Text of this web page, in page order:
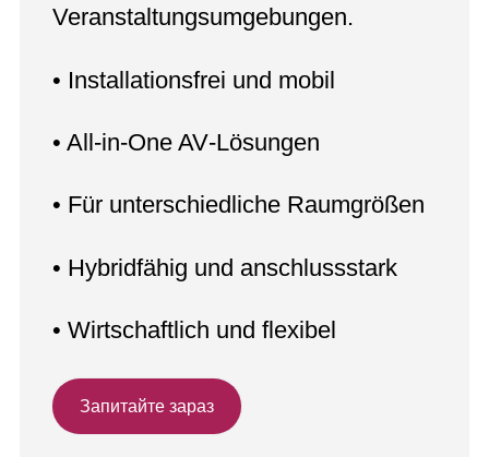
• Installationsfrei und mobil
• All‑in‑One AV‑Lösungen
• Für unterschiedliche Raumgrößen
• Hybridfähig und anschlussstark
• Wirtschaftlich und flexibel
Запитайте зараз